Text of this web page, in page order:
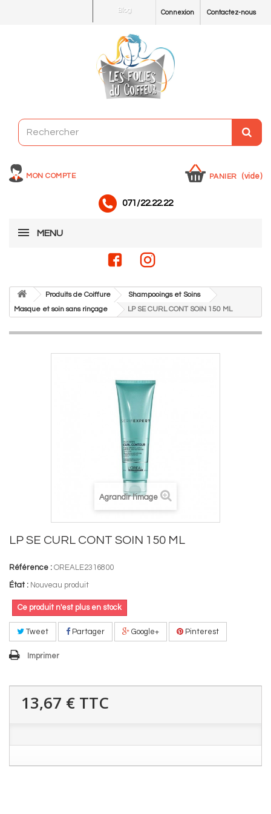
Contactez-nous
Connexion
Blog
MON COMPTE PANIER (vide)
071/22.22.22
MENU
Produits de Coiffure
Shampooings et Soins
Masque et soin sans rinçage
LP SE CURL CONT SOIN 150 ML
Agrandir l'image
LP SE CURL CONT SOIN 150 ML
Référence : OREALE2316800
État : Nouveau produit
Ce produit n'est plus en stock
Tweet Partager Google+ Pinterest
Imprimer
13,67 € TTC